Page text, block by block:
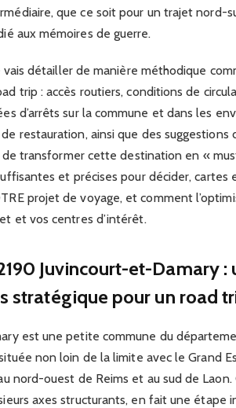
que ce soit pour un trajet nord-
aux mémoires de guerre.
vais détailler de manière méthodique
trip : accès routiers, conditions de
d’arrêts sur la commune et dans les
restauration, ainsi que des suggestions
de transformer cette destination en «
et précises pour décider, cartes
projet de voyage, et comment
et vos centres d’intérêt.
Juvincourt-et-Damary :
stratégique pour un road
est une petite commune du
non loin de la limite avec le Grand
nord-ouest de Reims et au sud de
axes structurants, en fait une étape